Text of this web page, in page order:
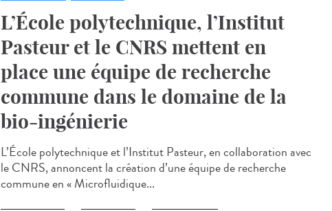
L’École polytechnique, l’Institut
Pasteur et le CNRS mettent en
place une équipe de recherche
commune dans le domaine de la
bio-ingénierie
L’École polytechnique et l’Institut Pasteur, en collaboration avec
le CNRS, annoncent la création d’une équipe de recherche
commune en « Microfluidique...